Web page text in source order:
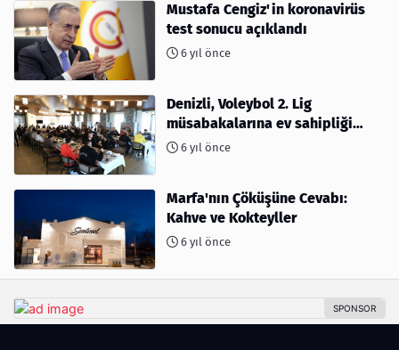
Mustafa Cengiz'in koronavirüs
test sonucu açıklandı
6 yıl önce
Denizli, Voleybol 2. Lig
müsabakalarına ev sahipliği
yapıyor
6 yıl önce
Marfa'nın Çöküşüne Cevabı:
Kahve ve Kokteyller
6 yıl önce